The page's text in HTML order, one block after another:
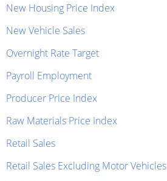
New Housing Price Index
New Vehicle Sales
Overnight Rate Target
Payroll Employment
Producer Price Index
Raw Materials Price Index
Retail Sales
Retail Sales Excluding Motor Vehicles